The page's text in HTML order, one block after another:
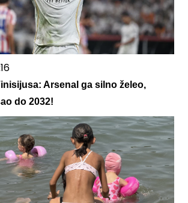
Arsenal ga silno želeo,
do 2032!